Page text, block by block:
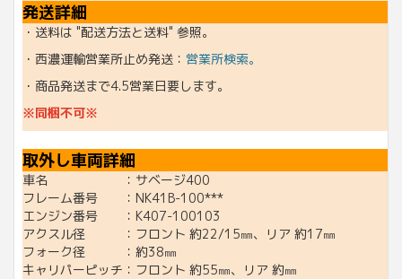
発送詳細
・送料は "配送方法と送料" 参照。
・西濃運輸営業所止め発送： 営業所検索。
・商品発送まで4.5営業日要します。
※同梱不可※
取外し車両詳細
車名 ：サベージ400
フレーム番号 ：NK41B-100***
エンジン番号 ：K407-100103
アクスル径 ：フロント 約22/15㎜、リア 約17㎜
フォーク径 ：約38㎜
キャリパーピッチ：フロント 約55㎜、リア 約㎜